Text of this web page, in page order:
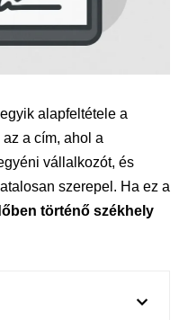
alapfeltétele a
a cím, ahol a
vállalkozót, és
szerepel. Ha ez a
történő székhely